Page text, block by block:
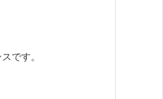
です。